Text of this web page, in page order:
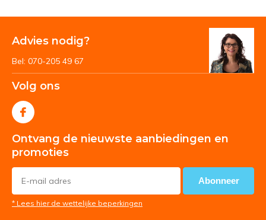
Advies nodig?
Bel: 070-205 49 67
Volg ons
Ontvang de nieuwste aanbiedingen en
promoties
Abonneer
* Lees hier de wettelijke beperkingen